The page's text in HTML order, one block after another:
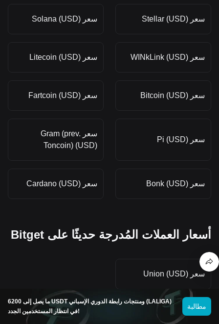
سعر Stellar (USD) سعر Solana (USD)
سعر WINkLink (USD) سعر Litecoin (USD)
سعر Bitcoin (USD) سعر Fartcoin (USD)
سعر Pi (USD)
سعر Gram (prev.
Toncoin) (USD)
سعر Bonk (USD) سعر Cardano (USD)
أسعار العملات المُدرجة حديثًا على Bitget
سعر Union (USD)
ما يصل إلى 6200 USDT ومنتجات رابطة الدوري الإسباني (LALIGA)
في انتظار المستخدمين الجدد!
مطالبة